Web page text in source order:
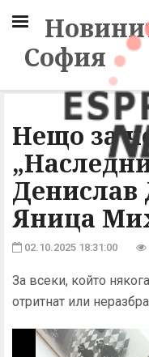
София
Нещо за
Яница
02.10.2025 18:31:00
За всеки, който
отритнат или